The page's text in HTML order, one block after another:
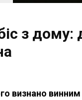
з дому:
визнано винним